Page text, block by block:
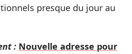
presque du jour au
: Nouvelle adresse pour